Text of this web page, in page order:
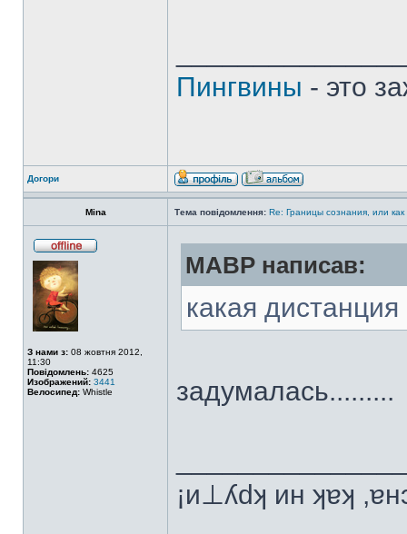
Пингвины - это
Догори
Mina Тема повідомлення: Re: Границы сознания, или как
З нами з: 08 жовтня 2012,
11:30
Повідомлень: 4625
Изображений: 3441
Велосипед: Whistle
MABP написав:
какая
задумалась.........
¡и⊥ʎdʞ ин ʞɐʞ